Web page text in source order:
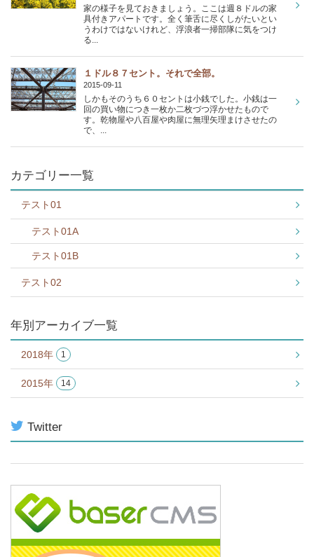
家の様子を見ておきましょう。ここは週８ドルの家
具付きアパートです。全く筆舌に尽くしがたいとい
うわけではないけれど、浮浪者一掃部隊に気をつけ
る...
１ドル８７セント。それで全部。
2015-09-11
しかもそのうち６０セントは小銭でした。小銭は一
回の買い物につき一枚か二枚づつ浮かせたもので
す。乾物屋や八百屋や肉屋に無理矢理まけさせたの
で、...
カテゴリー一覧
テスト01
テスト01A
テスト01B
テスト02
年別アーカイブ一覧
2018年 1
2015年 14
Twitter